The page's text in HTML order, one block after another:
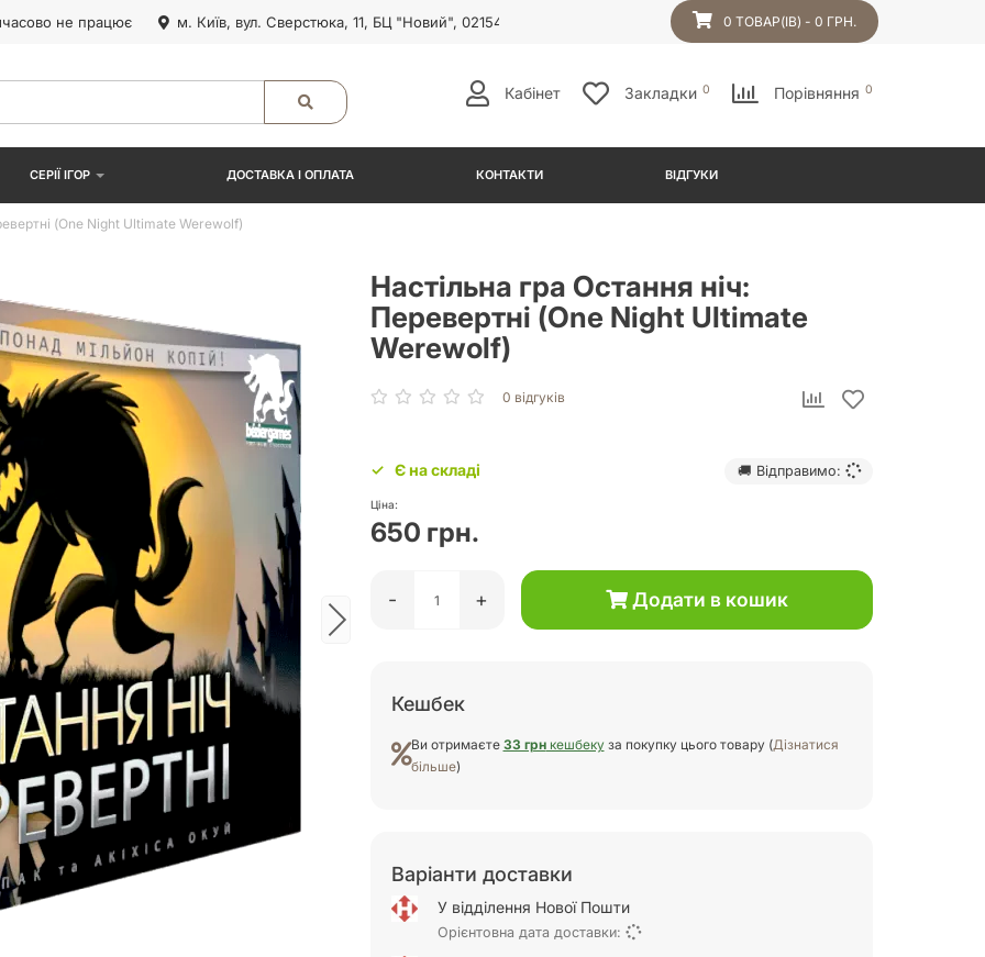
не працює м. Київ, вул. Сверстюка, 11, БЦ "Новий", 02154 0 ТОВАР(ІВ) - 0 ГРН.
Кабінет Закладки 0 Порівняння 0
СЕРІЇ ІГОР ДОСТАВКА І ОПЛАТА КОНТАКТИ ВІДГУКИ
(One Night Ultimate Werewolf)
Настільна гра Остання ніч:
Перевертні (One Night Ultimate
Werewolf)
0 відгуків
Є на складі 🚚 Відправимо:
Ціна:
650 грн.
- + Додати в кошик
Кешбек
Ви отримаєте 33 грнкешбекуза покупку цього товару (Дізнатися
більше)
Варіанти доставки
У відділення Нової Пошти
Орієнтовна дата доставки: